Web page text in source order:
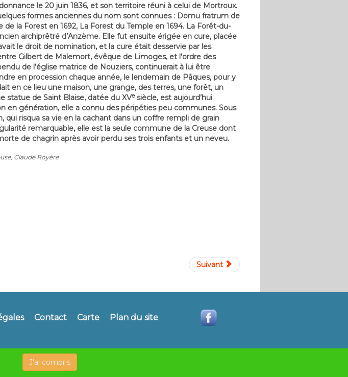
le 20 juin 1836, et son territoire réuni à celui de Mortroux.
formes anciennes du nom sont connues : Domu fratrum de
de la Forest en 1692, La Forest du Temple en 1694. La Forêt-du-
archiprêtré d’Anzème. Elle fut ensuite érigée en cure, placée
le droit de nomination, et la cure était desservie par les
Gilbert de Malemort, évêque de Limoges, et l’ordre des
de l’église matrice de Nouziers, continuerait à lui être
en procession chaque année, le lendemain de Pâques, pour y
en ce lieu une maison, une grange, des terres, une forêt, un
statue de Saint Blaise, datée du XVesiècle, est aujourd’hui
en génération, elle a connu des péripéties peu communes. Sous
risqua sa vie en la cachant dans un coffre rempli de grain
remarquable, elle est la seule commune de la Creuse dont
de chagrin après avoir perdu ses trois enfants et un neveu.
Claude Royère
Suivant
Contact Carte Plan du site
J'ai compris